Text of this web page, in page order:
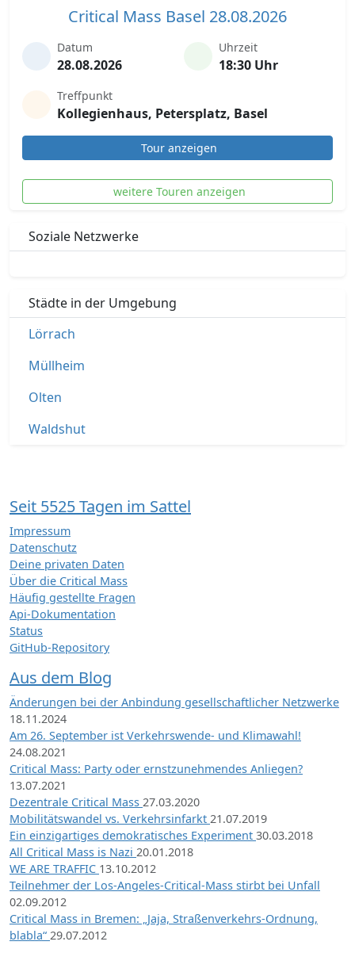
Critical Mass Basel 28.08.2026
Datum
28.08.2026
Uhrzeit
18:30 Uhr
Treffpunkt
Kollegienhaus, Petersplatz, Basel
Tour anzeigen
weitere Touren anzeigen
Soziale Netzwerke
Städte in der Umgebung
Lörrach
Müllheim
Olten
Waldshut
Seit 5525 Tagen im Sattel
Impressum
Datenschutz
Deine privaten Daten
Über die Critical Mass
Häufig gestellte Fragen
Api-Dokumentation
Status
GitHub-Repository
Aus dem Blog
Änderungen bei der Anbindung gesellschaftlicher Netzwerke
18.11.2024
Am 26. September ist Verkehrswende- und Klimawahl!
24.08.2021
Critical Mass: Party oder ernstzunehmendes Anliegen?
13.07.2021
Dezentrale Critical Mass 27.03.2020
Mobilitätswandel vs. Verkehrsinfarkt 21.07.2019
Ein einzigartiges demokratisches Experiment 30.03.2018
All Critical Mass is Nazi 20.01.2018
WE ARE TRAFFIC 13.10.2012
Teilnehmer der Los-Angeles-Critical-Mass stirbt bei Unfall
02.09.2012
Critical Mass in Bremen: „Jaja, Straßenverkehrs-Ordnung,
blabla“ 29.07.2012